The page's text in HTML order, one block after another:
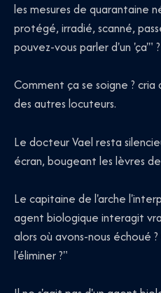
les mesures de quarantaine
protégé, irradié, scanné,
pouvez-vous parler d'un 'ça'" ?
Comment ça se soigne ?
des autres locuteurs.
Le docteur Vael resta
écran, bougeant les lèvres
Le capitaine de l'arche
agent biologique interagit
alors où avons-nous échoué
l'éliminer ?"